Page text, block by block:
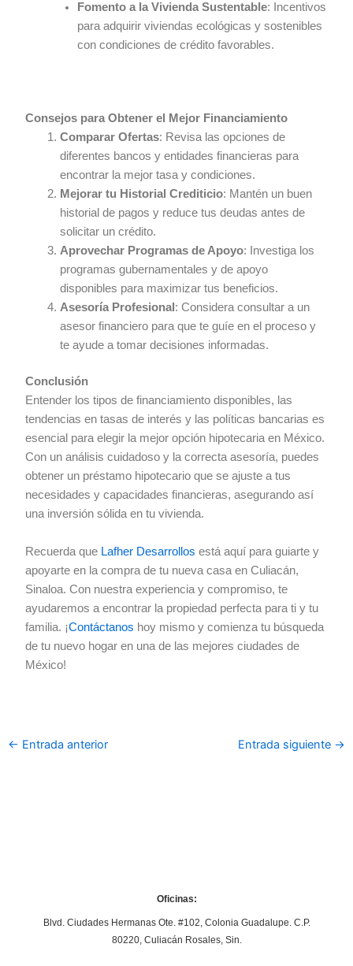
Fomento a la Vivienda Sustentable: Incentivos
para adquirir viviendas ecológicas y sostenibles
con condiciones de crédito favorables.
Consejos para Obtener el Mejor Financiamiento
Comparar Ofertas: Revisa las opciones de
diferentes bancos y entidades financieras para
encontrar la mejor tasa y condiciones.
Mejorar tu Historial Crediticio: Mantén un buen
historial de pagos y reduce tus deudas antes de
solicitar un crédito.
Aprovechar Programas de Apoyo: Investiga los
programas gubernamentales y de apoyo
disponibles para maximizar tus beneficios.
Asesoría Profesional : Considera consultar a un
asesor financiero para que te guíe en el proceso y
te ayude a tomar decisiones informadas.
Conclusión
Entender los tipos de financiamiento disponibles, las
tendencias en tasas de interés y las políticas bancarias es
esencial para elegir la mejor opción hipotecaria en México.
Con un análisis cuidadoso y la correcta asesoría, puedes
obtener un préstamo hipotecario que se ajuste a tus
necesidades y capacidades financieras, asegurando así
una inversión sólida en tu vivienda.
Recuerda que Lafher Desarrollos está aquí para guiarte y
apoyarte en la compra de tu nueva casa en Culiacán,
Sinaloa. Con nuestra experiencia y compromiso, te
ayudaremos a encontrar la propiedad perfecta para ti y tu
familia. ¡Contáctanos hoy mismo y comienza tu búsqueda
de tu nuevo hogar en una de las mejores ciudades de
México!
← Entrada anterior Entrada siguiente →
Oficinas:
Blvd. Ciudades Hermanas Ote. #102, Colonia Guadalupe. C.P.
80220, Culiacán Rosales, Sin.